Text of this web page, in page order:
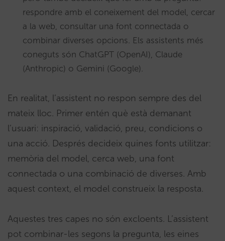
respondre amb el coneixement del model, cercar
a la web, consultar una font connectada o
combinar diverses opcions. Els assistents més
coneguts són ChatGPT (OpenAI), Claude
(Anthropic) o Gemini (Google).
En realitat, l’assistent no respon sempre des del
mateix lloc. Primer entén què està demanant
l’usuari: inspiració, validació, preu, condicions o
una acció. Després decideix quines fonts utilitzar:
memòria del model, cerca web, una font
connectada o una combinació de diverses. Amb
aquest context, el model construeix la resposta.
Aquestes tres capes no són excloents. L’assistent
pot combinar-les segons la pregunta, les eines